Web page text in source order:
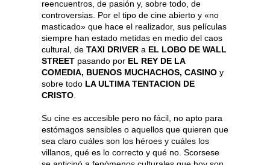
reencuentros, de pasión y, sobre todo, de
controversias. Por el tipo de cine abierto y «no
masticado» que hace el realizador, sus películas
siempre han estado metidas en medio del caos
cultural, de TAXI DRIVER a EL LOBO DE WALL
STREET pasando por EL REY DE LA
COMEDIA, BUENOS MUCHACHOS, CASINO y
sobre todo LA ULTIMA TENTACION DE
CRISTO
Su cine es accesible pero no fácil, no apto para
estómagos sensibles o aquellos que quieren que
sea claro cuáles son los héroes y cuáles los
villanos, qué es lo correcto y qué no. Scorsese